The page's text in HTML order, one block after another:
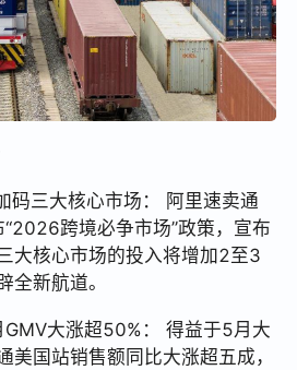
码三大核心市场： 阿里速卖通
跨境必争市场”政策，宣布
大核心市场的投入将增加2至3
全新航道。
大涨超50%： 得益于5月大
美国站销售额同比大涨超五成，